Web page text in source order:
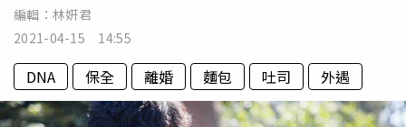
編輯： 林姸君
2021-04-15 14:55
DNA 保全 離婚 麵包 吐司 外遇